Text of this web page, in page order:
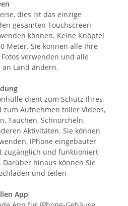
dies ist das einzige
gesamten Touchscreen
können. Keine Knöpfe!
Meter. Sie können alle Ihre
verwenden und alle
Land ändern.
dient zum Schutz Ihres
zum Aufnehmen toller Videos,
Tauchen, Schnorcheln,
Aktivitäten. Sie können
iPhone eingebauter
zugänglich und funktioniert
Darüber hinaus können Sie
und teilen
App